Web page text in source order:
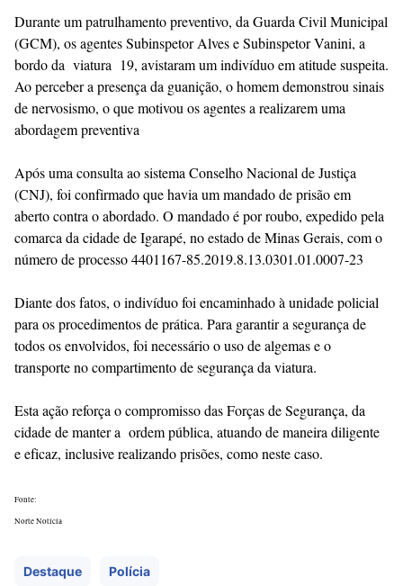
Durante um patrulhamento preventivo, da Guarda Civil Municipal
(GCM), os agentes Subinspetor Alves e Subinspetor Vanini, a
bordo da viatura 19, avistaram um indivíduo em atitude suspeita.
Ao perceber a presença da guanição, o homem demonstrou sinais
de nervosismo, o que motivou os agentes a realizarem uma
abordagem preventiva
Após uma consulta ao sistema Conselho Nacional de Justiça
(CNJ), foi confirmado que havia um mandado de prisão em
aberto contra o abordado. O mandado é por roubo, expedido pela
comarca da cidade de Igarapé, no estado de Minas Gerais, com o
número de processo 4401167-85.2019.8.13.0301.01.0007-23
Diante dos fatos, o indivíduo foi encaminhado à unidade policial
para os procedimentos de prática. Para garantir a segurança de
todos os envolvidos, foi necessário o uso de algemas e o
transporte no compartimento de segurança da viatura.
Esta ação reforça o compromisso das Forças de Segurança, da
cidade de manter a ordem pública, atuando de maneira diligente
e eficaz, inclusive realizando prisões, como neste caso.
Fonte:
Norte Notícía
Destaque Polícia